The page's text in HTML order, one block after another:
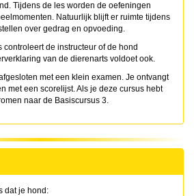
Tijdens de les worden de oefeningen
Natuurlijk blijft er ruimte tijdens
over gedrag en opvoeding.
controleert de instructeur of de hond
van de dierenarts voldoet ook.
met een klein examen. Je ontvangt
met een scorelijst. Als je deze cursus hebt
naar de Basiscursus 3.
dat je hond: